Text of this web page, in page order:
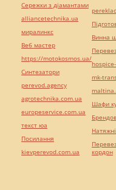
Сережки з діамантами
alliancetechnika.ua
миралинкс
Веб мастер
https://motokosmos.ua/
Синтезатори
perevod.agency
agrotechnika.com.ua
europeservice.com.ua
текст юа
Посилання
kievperevod.com.ua
Винна
mk-
Шафи
кордон